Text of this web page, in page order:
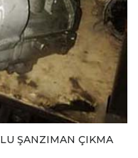
ŞANZIMAN ÇIKMA